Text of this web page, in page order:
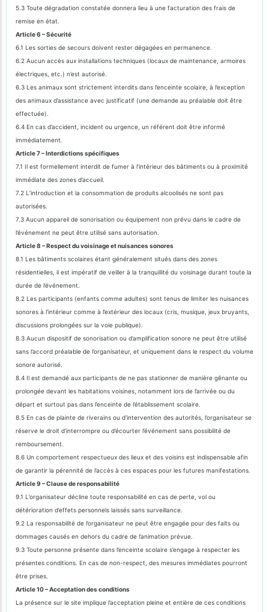
5.3 Toute dégradation constatée donnera lieu à une facturation des frais de
remise en état.
Article 6 – Sécurité
6.1 Les sorties de secours doivent rester dégagées en permanence.
6.2 Aucun accès aux installations techniques (locaux de maintenance, armoires
électriques, etc.) n’est autorisé.
6.3 Les animaux sont strictement interdits dans l’enceinte scolaire, à l’exception
des animaux d’assistance avec justificatif (une demande au préalable doit être
effectuée).
6.4 En cas d’accident, incident ou urgence, un référent doit être informé
immédiatement.
Article 7 – Interdictions spécifiques
7.1 Il est formellement interdit de fumer à l’intérieur des bâtiments ou à proximité
immédiate des zones d’accueil.
7.2 L’introduction et la consommation de produits alcoolisés ne sont pas
autorisées.
7.3 Aucun appareil de sonorisation ou équipement non prévu dans le cadre de
l’événement ne peut être utilisé sans autorisation.
Article 8 – Respect du voisinage et nuisances sonores
8.1 Les bâtiments scolaires étant généralement situés dans des zones
résidentielles, il est impératif de veiller à la tranquillité du voisinage durant toute la
durée de l’événement.
8.2 Les participants (enfants comme adultes) sont tenus de limiter les nuisances
sonores à l’intérieur comme à l’extérieur des locaux (cris, musique, jeux bruyants,
discussions prolongées sur la voie publique).
8.3 Aucun dispositif de sonorisation ou d’amplification sonore ne peut être utilisé
sans l’accord préalable de l’organisateur, et uniquement dans le respect du volume
sonore autorisé.
8.4 Il est demandé aux participants de ne pas stationner de manière gênante ou
prolongée devant les habitations voisines, notamment lors de l’arrivée ou du
départ et surtout pas dans l’enceinte de l’établissement scolaire.
8.5 En cas de plainte de riverains ou d’intervention des autorités, l’organisateur se
réserve le droit d’interrompre ou d’écourter l’événement sans possibilité de
remboursement.
8.6 Un comportement respectueux des lieux et des voisins est indispensable afin
de garantir la pérennité de l’accès à ces espaces pour les futures manifestations.
Article 9 – Clause de responsabilité
9.1 L’organisateur décline toute responsabilité en cas de perte, vol ou
détérioration d’effets personnels laissés sans surveillance.
9.2 La responsabilité de l’organisateur ne peut être engagée pour des faits ou
dommages causés en dehors du cadre de l’animation prévue.
9.3 Toute personne présente dans l’enceinte scolaire s’engage à respecter les
présentes conditions. En cas de non-respect, des mesures immédiates pourront
être prises.
Article 10 – Acceptation des conditions
La présence sur le site implique l’acceptation pleine et entière de ces conditions